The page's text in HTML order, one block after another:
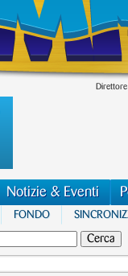
Notizie & Eventi
FONDO